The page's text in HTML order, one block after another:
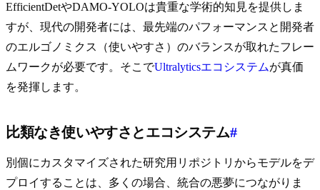
EfficientDetやDAMO-YOLOは貴重な学術的知見を提供しま
すが、現代の開発者には、最先端のパフォーマンスと開発者
のエルゴノミクス（使いやすさ）のバランスが取れたフレー
ムワークが必要です。そこでUltralyticsエコシステムが真価
を発揮します。
比類なき使いやすさとエコシステム#
別個にカスタマイズされた研究用リポジトリからモデルをデ
プロイすることは、多くの場合、統合の悪夢につながりま